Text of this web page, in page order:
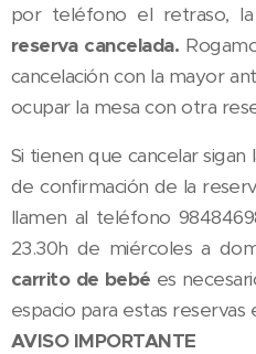
por teléfono el retraso,
reserva cancelada.
cancelación con la mayor
ocupar la mesa con otra
Si tienen que cancelar
de confirmación de la
llamen al teléfono
23.30h de miércoles a
carrito de bebé es
espacio para estas reservas
AVISO IMPORTANTE